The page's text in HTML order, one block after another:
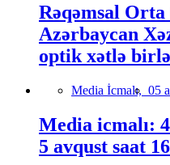
Rəqəmsal Orta
Azərbaycan
optik xətlə
Media İcmalı, 05
Media icmalı:
5 avqust saat